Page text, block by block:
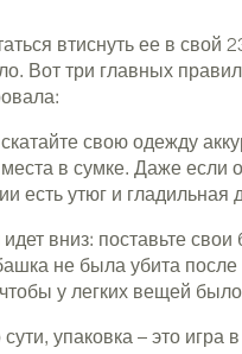
втиснуть ее в свой
Вот три главных
свою одежду
в сумке. Даже если
есть утюг и гладильная
вниз: поставьте
не была убита
у легких вещей
упаковка – это игра